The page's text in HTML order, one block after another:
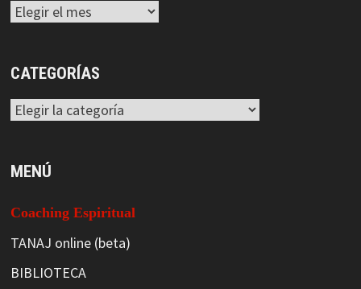
Archivos
CATEGORÍAS
Categorías
MENÚ
Coaching Espiritual
TANAJ online (beta)
BIBLIOTECA